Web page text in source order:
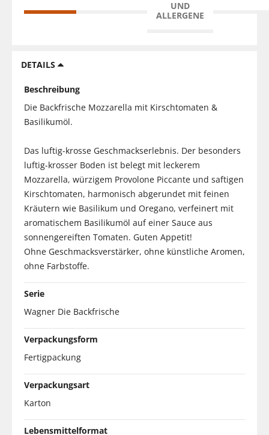
UND
ALLERGENE
DETAILS
Beschreibung
Die Backfrische Mozzarella mit Kirschtomaten &
Basilikumöl.
Das luftig-krosse Geschmackserlebnis. Der besonders
luftig-krosser Boden ist belegt mit leckerem
Mozzarella, würzigem Provolone Piccante und saftigen
Kirschtomaten, harmonisch abgerundet mit feinen
Kräutern wie Basilikum und Oregano, verfeinert mit
aromatischem Basilikumöl auf einer Sauce aus
sonnengereiften Tomaten. Guten Appetit!
Ohne Geschmacksverstärker, ohne künstliche Aromen,
ohne Farbstoffe.
Serie
Wagner Die Backfrische
Verpackungsform
Fertigpackung
Verpackungsart
Karton
Lebensmittelformat